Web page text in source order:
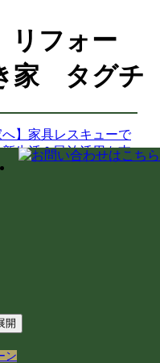
フォー
家 タグチ
開
ン
へ】家具レスキューで
生活＆民泊活用を支
き家売買｜確定測量
定）の重要性
住宅の売却準備！退
のご相談
ャワーホースを交
注意点と水漏れ対策
家・賃貸管理｜入居
アル
務所の大掃除＆床ワ
麗な職場環境を保つ